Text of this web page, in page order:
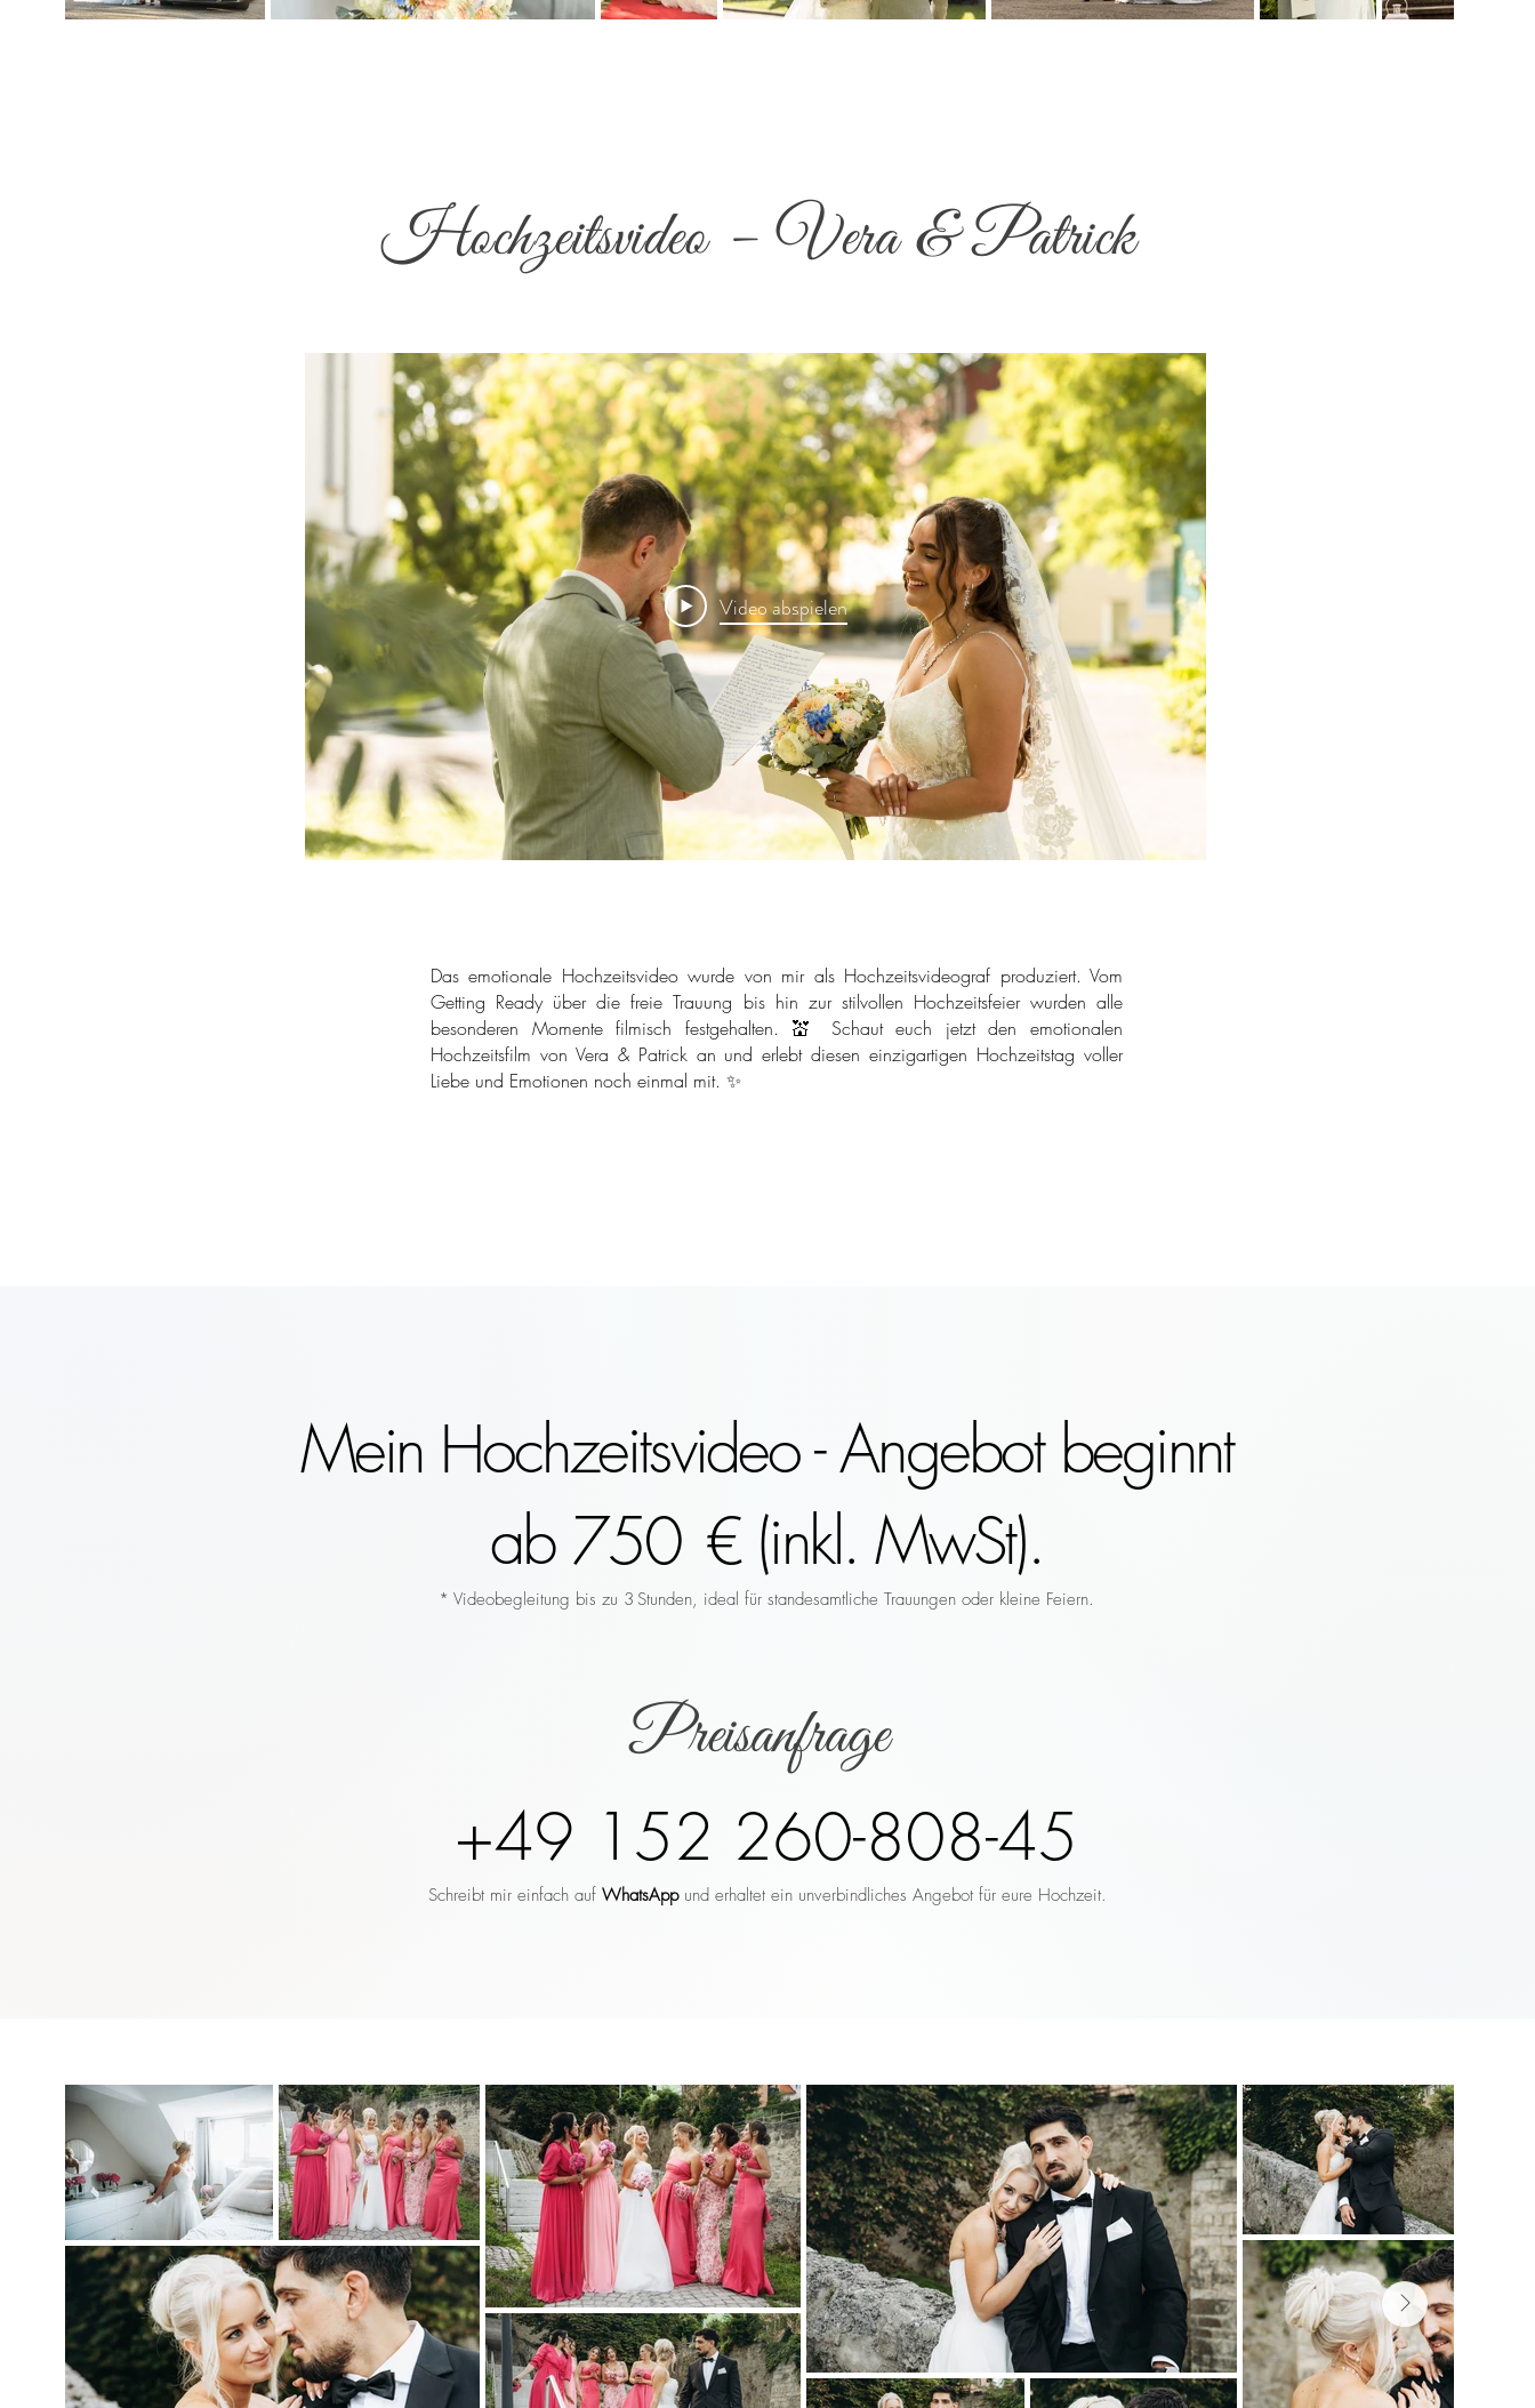
Hochzeitsvideo – Vera & Patrick
Video abspielen
Das emotionale Hochzeitsvideo wurde von mir als Hochzeitsvideograf produziert. Vom
Getting Ready über die freie Trauung bis hin zur stilvollen Hochzeitsfeier wurden alle
besonderen Momente filmisch festgehalten. 💒 Schaut euch jetzt den emotionalen
Hochzeitsfilm von Vera & Patrick an und erlebt diesen einzigartigen Hochzeitstag voller
Liebe und Emotionen noch einmal mit. ✨
Mein Hochzeitsvideo - Angebot beginnt
ab 750 € (inkl. MwSt).
* Videobegleitung bis zu 3 Stunden, ideal für standesamtliche Trauungen oder kleine Feiern.
Preisanfrage
+49 152 260-808-45
Schreibt mir einfach auf WhatsAppund erhaltet ein unverbindliches Angebot für eure Hochzeit.